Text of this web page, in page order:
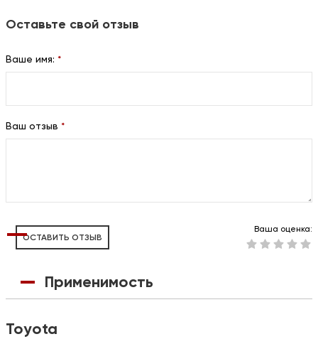
Оставьте свой отзыв
Ваше имя: *
Ваш отзыв *
ОСТАВИТЬ ОТЗЫВ
Ваша оценка:
Применимость
Toyota